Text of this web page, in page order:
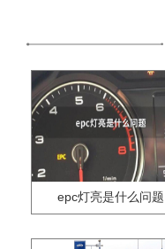
epc灯亮是什么问题